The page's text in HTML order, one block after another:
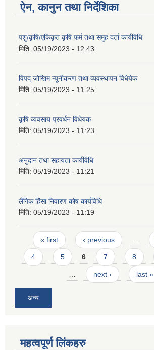
ऐन, कानुन तथा निर्देशिका
पशु/कृषि/एकिकृत कृषि फर्म तथा समुह दर्ता कार्यविधि
मिति: 05/19/2023 - 12:43
विपद् जोखिम न्यूनीकरण तथा व्यवस्थापन विधेयेक
मिति: 05/19/2023 - 11:25
कृषि व्यवसाय प्रवर्धन विधेयक
मिति: 05/19/2023 - 11:23
अनुदान तथा सहायता कार्यविधि
मिति: 05/19/2023 - 11:21
लैंगिक हिंसा निवारण कोष कार्यविधि
मिति: 05/19/2023 - 11:19
Pages
« first ‹ previous …
4 5 6 7 8
… next › last »
अन्य
महत्वपूर्ण लिंकहरु